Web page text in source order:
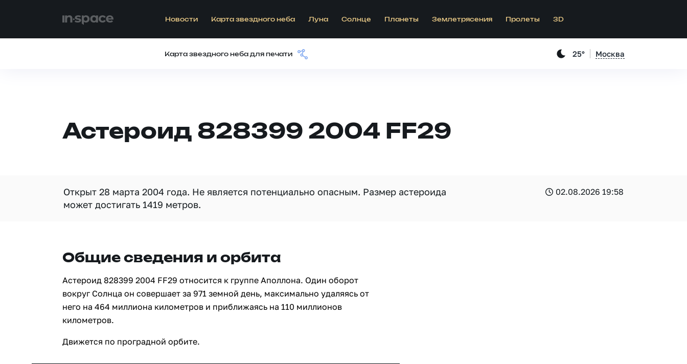
Новости Карта звездного неба Луна Солнце Планеты Землетрясения Пролеты 3D
Карта звездного неба для печати 25° Москва
Астероид 828399 2004 FF29
Открыт 28 марта 2004 года. Не является потенциально опасным. Размер астероида
может достигать 1419 метров.
02.08.2026 19:58
Общие сведения и орбита
Астероид 828399 2004 FF29 относится к группе Аполлона. Один оборот
вокруг Солнца он совершает за 971 земной день, максимально удаляясь от
него на 464 миллиона километров и приближаясь на 110 миллионов
километров.
Движется по проградной орбите.